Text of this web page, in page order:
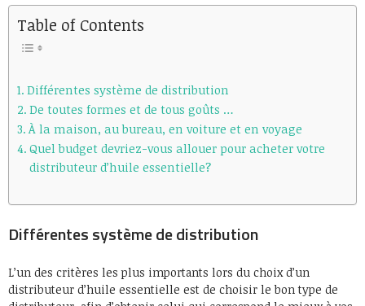
Table of Contents
Différentes système de distribution
De toutes formes et de tous goûts …
À la maison, au bureau, en voiture et en voyage
Quel budget devriez-vous allouer pour acheter votre
distributeur d’huile essentielle?
Différentes système de distribution
L’un des critères les plus importants lors du choix d’un
distributeur d’huile essentielle est de choisir le bon type de